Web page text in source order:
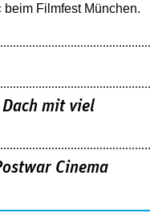
Filmfest München.
mit viel
Cinema